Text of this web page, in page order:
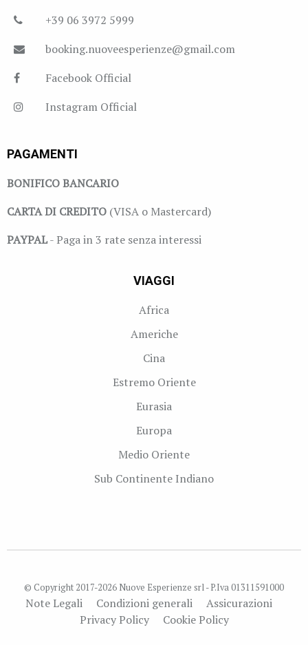
+39 06 3972 5999
booking.nuoveesperienze@gmail.com
Facebook Official
Instagram Official
PAGAMENTI
BONIFICO BANCARIO
CARTA DI CREDITO (VISA o Mastercard)
PAYPAL- Paga in 3 rate senza interessi
VIAGGI
Africa
Americhe
Cina
Estremo Oriente
Eurasia
Europa
Medio Oriente
Sub Continente Indiano
© Copyright 2017-2026 Nuove Esperienze srl - P.Iva 01311591000
Note Legali Condizioni generali
Assicurazioni
Privacy Policy
Cookie Policy